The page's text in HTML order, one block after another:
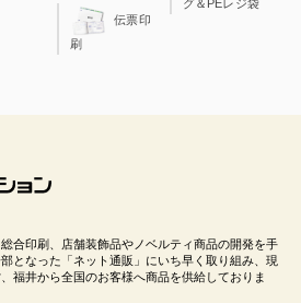
伝票印
刷
グ＆PEレジ袋
合印刷、店舗装飾品やノベルティ商品の開発を手
となった「ネット通販」にいち早く取り組み、現
福井から全国のお客様へ商品を供給しておりま